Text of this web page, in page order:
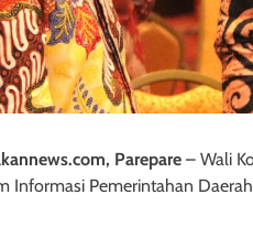
Parepare – Wali
Informasi Pemerintahan